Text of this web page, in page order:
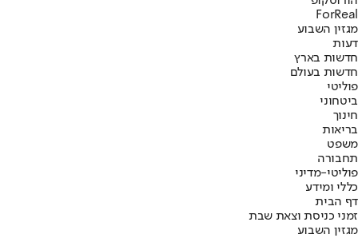
ForReal
מגזין השבוע
דעות
חדשות בארץ
חדשות בעולם
פוליטי
ביטחוני
חינוך
בריאות
משפט
תחבורה
פוליטי-מדיני
כללי ומידע
דף הבית
זמני כניסת וצאת שבת
מגזין השבוע